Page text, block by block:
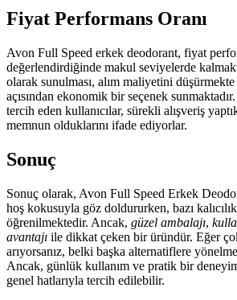
Fiyat Performans Oranı
Avon Full Speed erkek deodorant, fiyat
değerlendirdiğinde makul seviyelerde
olarak sunulması, alım maliyetini düşürmekte
açısından ekonomik bir seçenek
tercih eden kullanıcılar, sürekli alışveriş
memnun olduklarını ifade ediyorlar.
Sonuç
Sonuç olarak, Avon Full Speed Erkek
hoş kokusuyla göz doldururken, bazı
öğrenilmektedir. Ancak, güzel ambalajı,
avantajı ile dikkat çeken bir üründür. Eğer
arıyorsanız, belki başka alternatiflere
Ancak, günlük kullanım ve pratik bir
genel hatlarıyla tercih edilebilir.